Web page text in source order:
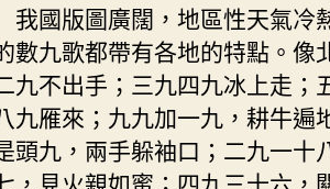
我國版圖廣闊，地區性天氣冷
數九歌都帶有各地的特點。像
九不出手；三九四九冰上走；
九雁來；九九加一九，耕牛遍
頭九，兩手躲袖口；二九一十